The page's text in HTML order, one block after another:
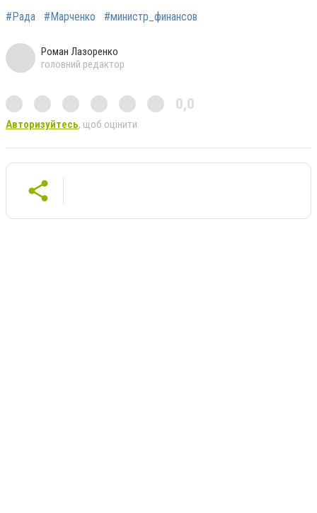
#Рада #Марченко #министр_финансов
Роман Лазоренко
головний редактор
0,0
Авторизуйтесь, щоб оцінити